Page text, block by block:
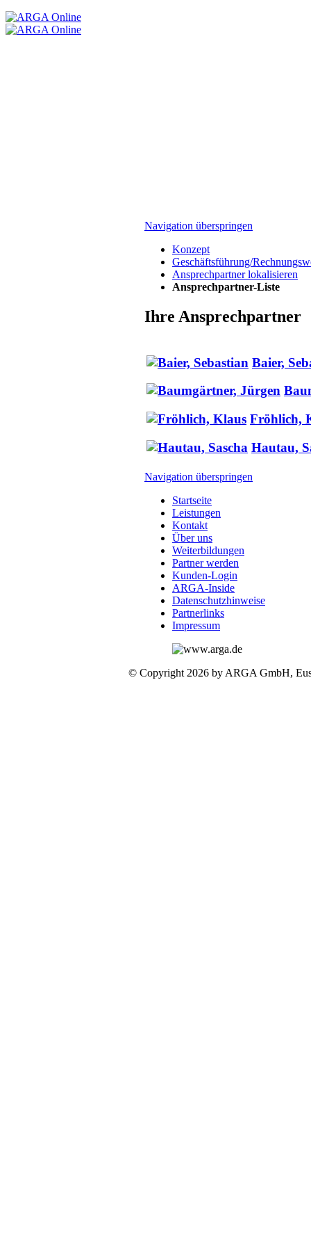
Navigation überspringen
Konzept
Geschäftsführung/
Ansprechpartner lokalisieren
Ansprechpartner-Liste
Ihre Ansprechpartner
Baier,
Fröhlich,
Hautau,
Navigation überspringen
Startseite
Leistungen
Kontakt
Über uns
Weiterbildungen
Partner werden
Kunden-Login
ARGA-Inside
Datenschutzhinweise
Partnerlinks
Impressum
© Copyright 2026 by ARGA GmbH,